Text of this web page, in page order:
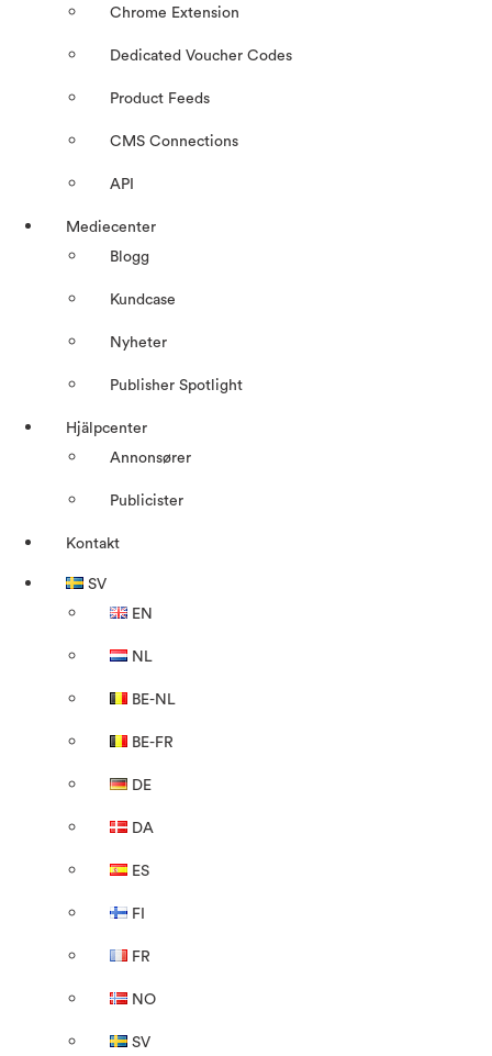
Chrome Extension
Dedicated Voucher Codes
Product Feeds
CMS Connections
API
Mediecenter
Blogg
Kundcase
Nyheter
Publisher Spotlight
Hjälpcenter
Annonsører
Publicister
Kontakt
SV
EN
NL
BE-NL
BE-FR
DE
DA
ES
FI
FR
NO
SV